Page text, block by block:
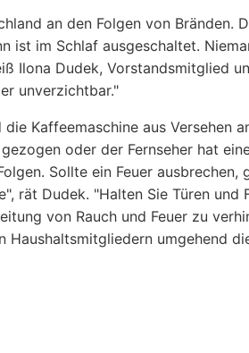
an den Folgen von Bränden.
ist im Schlaf ausgeschaltet.
Ilona Dudek, Vorstandsmitglied
unverzichtbar."
Kaffeemaschine aus Versehen
oder der Fernseher hat
Sollte ein Feuer ausbrechen,
rät Dudek. "Halten Sie Türen und
von Rauch und Feuer zu
Haushaltsmitgliedern umgehend